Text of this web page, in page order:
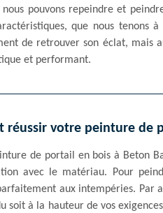
pouvons repeindre et
que nous tenons
de retrouver son éclat, mais
et performant.
réussir votre peinture de
de portail en bois à Beton
avec le matériau. Pour
aux intempéries.
à la hauteur de vos